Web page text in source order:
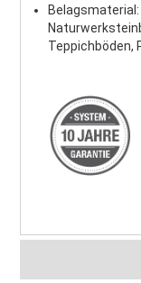
Teppichböden,